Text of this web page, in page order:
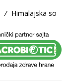
/ Himalajska so